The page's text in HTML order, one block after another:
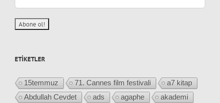
ETIKETLER
15temmuz 71. Cannes film festivali
a7 kitap
Abdullah Cevdet
ads agaphe
akademi